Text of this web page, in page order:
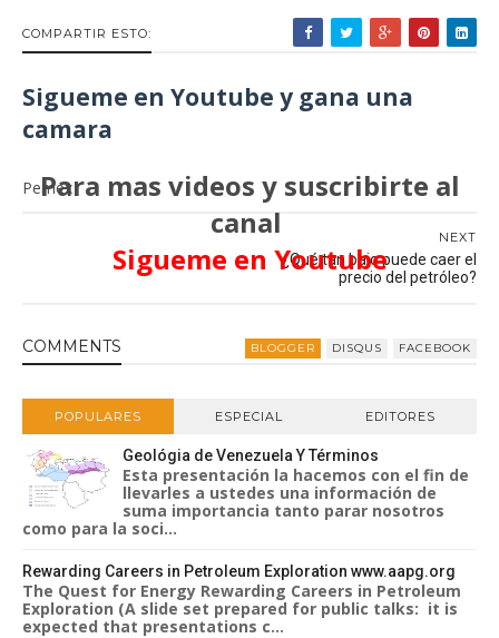
COMPARTIR ESTO:
Sigueme en Youtube y gana una
camara
Para mas videos y suscribirte al
canal
Sigueme en Youtube
Pemex
NEXT
¿Qué tan bajo puede caer el
precio del petróleo?
COMMENTS BLOGGER DISQUS FACEBOOK
POPULARES ESPECIAL EDITORES
Geológia de Venezuela Y Términos
Esta presentación la hacemos con el fin de
llevarles a ustedes una información de
suma importancia tanto parar nosotros
como para la soci...
Rewarding Careers in Petroleum Exploration www.aapg.org
The Quest for Energy Rewarding Careers in Petroleum
Exploration (A slide set prepared for public talks: it is
expected that presentations c...